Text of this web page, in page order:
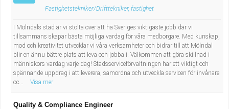
Fastighetstekniker/Drifttekniker, fastighet
I Mölndals stad är vi stolta över att ha Sveriges viktigaste jobb där vi
tillsammans skapar bästa möjliga vardag för våra medborgare. Med kunskap,
mod och kreativitet utvecklar vi våra verksamheter och bidrar till att Mölndal
blir en ännu bättre plats att leva och jobba i. Välkommen att göra skillnad i
människors vardag varje dag! Stadsserviceförvaltningen har ett viktigt och
spännande uppdrag i att leverera, samordna och utveckla servicen för invånare
oc...
Visa mer
Quality & Compliance Engineer